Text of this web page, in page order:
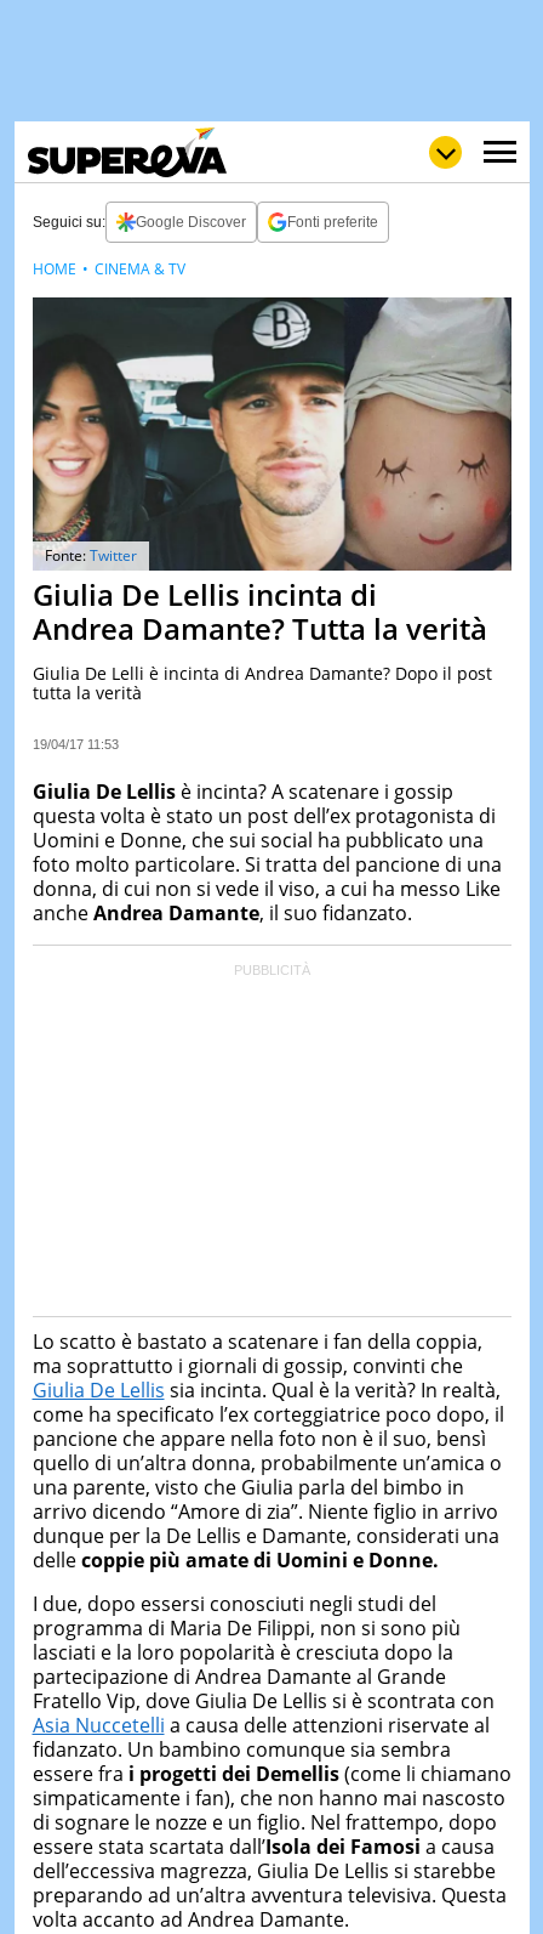
LOLGULP
LOVE
WOW
POP
NEWS
STORIE
VIDEO
& TV
QUIZ
&
TEST
LE
IERI
Seguici su: Google Discover Fonti preferite
Fonte:Twitter
Giulia De Lellis incinta di
Andrea Damante? Tutta la verità
Giulia De Lelli è incinta di Andrea Damante? Dopo il post
tutta la verità
19/04/17 11:53
HOME CINEMA & TV
Giulia De Lellisè incinta? A scatenare i gossip
questa volta è stato un post dell’ex protagonista di
Uomini e Donne, che sui social ha pubblicato una
foto molto particolare. Si tratta del pancione di una
donna, di cui non si vede il viso, a cui ha messo Like
ancheAndrea Damante, il suo fidanzato.
Lo scatto è bastato a scatenare i fan della coppia,
ma soprattutto i giornali di gossip, convinti che
Giulia De Lellis sia incinta. Qual è la verità? In realtà,
come ha specificato l’ex corteggiatrice poco dopo, il
pancione che appare nella foto non è il suo, bensì
quello di un’altra donna, probabilmente un’amica o
una parente, visto che Giulia parla del bimbo in
arrivo dicendo “Amore di zia”. Niente figlio in arrivo
dunque per la De Lellis e Damante, considerati una
dellecoppie più amate di Uomini e Donne.
I due, dopo essersi conosciuti negli studi del
programma di Maria De Filippi, non si sono più
lasciati e la loro popolarità è cresciuta dopo la
partecipazione di Andrea Damante al Grande
Fratello Vip, dove Giulia De Lellis si è scontrata con
Asia Nuccetelli a causa delle attenzioni riservate al
fidanzato. Un bambino comunque sia sembra
essere fra i progetti dei Demellis(come li chiamano
simpaticamente i fan), che non hanno mai nascosto
di sognare le nozze e un figlio. Nel frattempo, dopo
essere stata scartata dall’Isola dei Famosi a causa
dell’eccessiva magrezza, Giulia De Lellis si starebbe
preparando ad un’altra avventura televisiva. Questa
volta accanto ad Andrea Damante.